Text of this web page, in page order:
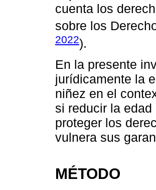
cuenta los
sobre los
2022).
En la presente
jurídicamente la
niñez en el
si reducir la
proteger los
vulnera sus
MÉTODO